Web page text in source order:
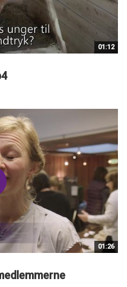
01:12
01:26